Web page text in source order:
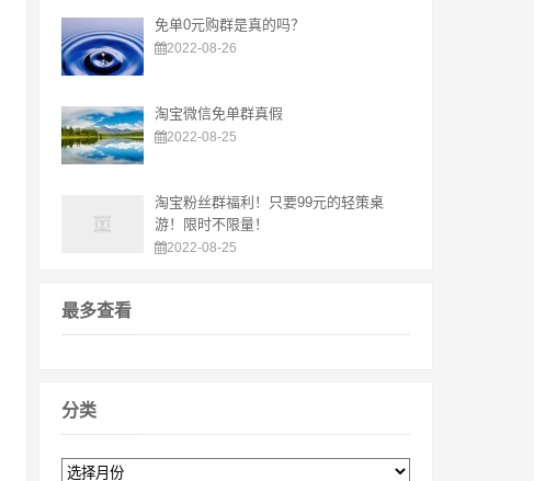
免单0元购群是真的吗？
2022-08-26
淘宝微信免单群真假
2022-08-25
淘宝粉丝群福利！只要99元的轻策桌
游！限时不限量！
2022-08-25
最多查看
分类